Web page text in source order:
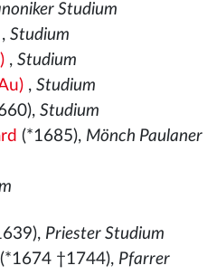
Studium
Studium
, Studium
, Studium
Studium
(*1685), Mönch Paulaner
Priester Studium
(*1674 †1744), Pfarrer